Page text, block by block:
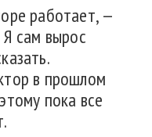
работает, —
Я сам вырос
в прошлом
пока все